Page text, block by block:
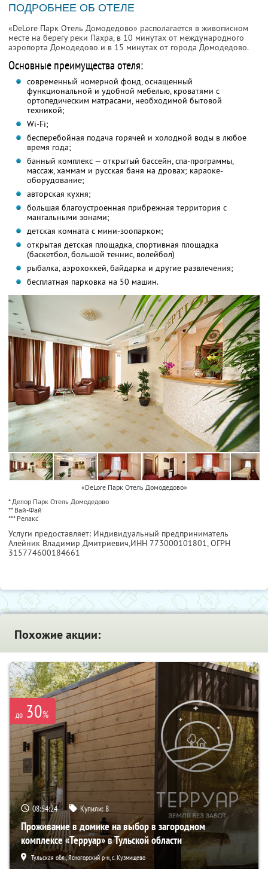
ПОДРОБНЕЕ ОБ ОТЕЛЕ
«DeLore Парк Отель Домодедово» располагается в живописном
месте на берегу реки Пахра, в 10 минутах от международного
аэропорта Домодедово и в 15 минутах от города Домодедово.
Основные преимущества отеля:
современный номерной фонд, оснащенный
функциональной и удобной мебелью, кроватями с
ортопедическим матрасами, необходимой бытовой
техникой;
Wi-Fi;
бесперебойная подача горячей и холодной воды в любое
время года;
банный комплекс — открытый бассейн, спа-программы,
массаж, хаммам и русская баня на дровах; караоке-
оборудование;
авторская кухня;
большая благоустроенная прибрежная территория с
мангальными зонами;
детская комната с мини-зоопарком;
открытая детская площадка, спортивная площадка
(баскетбол, большой теннис, волейбол)
рыбалка, аэрохоккей, байдарка и другие развлечения;
бесплатная парковка на 50 машин.
«DeLore Парк Отель Домодедово»
* Делор Парк Отель Домодедово
** Вай-Фай
*** Релакс
Услуги предоставляет: Индивидуальный предприниматель
Алейник Владимир Дмитриевич,ИНН 773000101801, ОГРН
315774600184661
Похожие акции:
до 30%
08:54:23 Купили:8
Проживание в домике на выбор в загородном
комплексе «Терруар» в Тульской области
Тульская обл., Ясногорский р-н, с. Кузмищево